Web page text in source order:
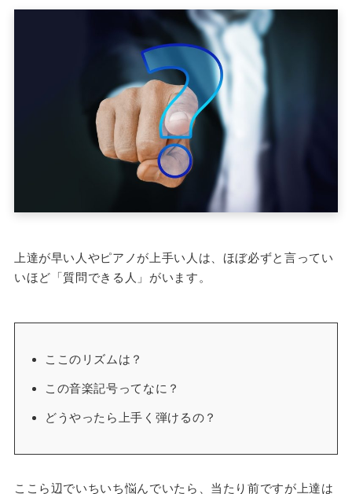
上達が早い人やピアノが上手い人は、ほぼ必ずと言ってい
いほど「質問できる人」がいます。
ここのリズムは？
この音楽記号ってなに？
どうやったら上手く弾けるの？
ここら辺でいちいち悩んでいたら、当たり前ですが上達は